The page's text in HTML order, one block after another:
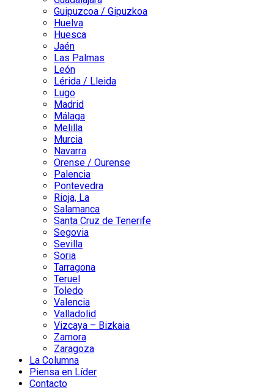
Guipuzcoa / Gipuzkoa
Huelva
Huesca
Jaén
Las Palmas
León
Lérida / Lleida
Lugo
Madrid
Málaga
Melilla
Murcia
Navarra
Orense / Ourense
Palencia
Pontevedra
Rioja, La
Salamanca
Santa Cruz de Tenerife
Segovia
Sevilla
Soria
Tarragona
Teruel
Toledo
Valencia
Valladolid
Vizcaya – Bizkaia
Zamora
Zaragoza
La Columna
Piensa en Líder
Contacto